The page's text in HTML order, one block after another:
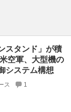
スタンド」が積
空軍、大型機の
システム構想
ス 1